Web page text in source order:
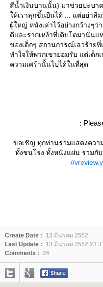
สีน้ำเงินบานนั้น) มาช่วยปะบา
ห้เราลุกขึ้นยืนได้ ... แต่อย่าลื
ผู้ใหญ่ หนังเล่าไว้อย่างกว้างๆว่
ดีและรากเหง้าที่เติบโตมานั่นแ
ของเด็กๆ สถานการณ์เลวร้าย
ทำใจให้พวกเขายอมรับ แต่เด็
ความเศร้านั้นไปได้ในที่สุด
:
ขอเชิญ ทุกท่านร่วมแสดงควา
ทั้งชนโรง ทั้งหนังแผ่น ร่วมกั
//
Create Date :
13 มีนาคม 2552
Last Update :
13 มีนาคม 2552
Comments :
26